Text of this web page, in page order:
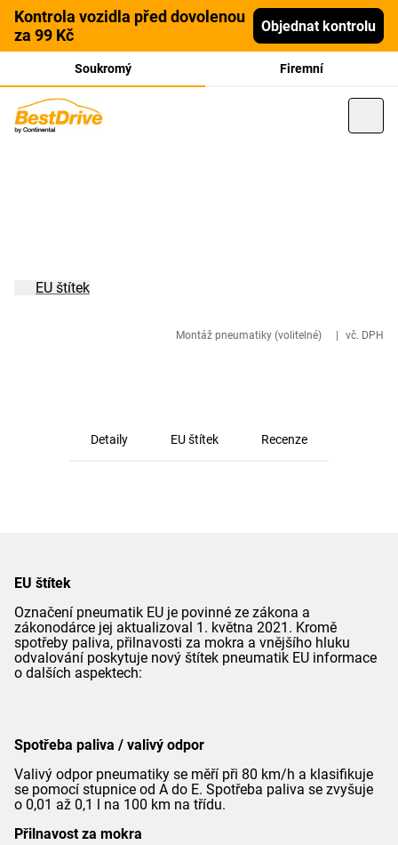
Kontrola vozidla před dovolenou
za 99 Kč
Objednat kontrolu
Soukromý Firemní
Montáž pneumatiky (volitelné) vč. DPH
EU štítek
Detaily EU štítek Recenze
EU štítek
Označení pneumatik EU je povinné ze zákona a
zákonodárce jej aktualizoval 1. května 2021. Kromě
spotřeby paliva, přilnavosti za mokra a vnějšího hluku
odvalování poskytuje nový štítek pneumatik EU informace
o dalších aspektech:
Spotřeba paliva / valivý odpor
Valivý odpor pneumatiky se měří při 80 km/h a klasifikuje
se pomocí stupnice od A do E. Spotřeba paliva se zvyšuje
o 0,01 až 0,1 l na 100 km na třídu.
Přilnavost za mokra